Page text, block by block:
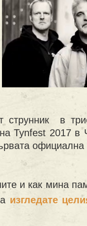
струнник в
Tynfest 2017 в
официална
и как мина
изгледате